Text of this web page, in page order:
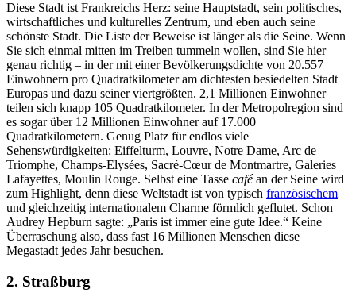
Diese Stadt ist Frankreichs Herz: seine Hauptstadt, sein politisches,
wirtschaftliches und kulturelles Zentrum, und eben auch seine
schönste Stadt. Die Liste der Beweise ist länger als die Seine. Wenn
Sie sich einmal mitten im Treiben tummeln wollen, sind Sie hier
genau richtig – in der mit einer Bevölkerungsdichte von 20.557
Einwohnern pro Quadratkilometer am dichtesten besiedelten Stadt
Europas und dazu seiner viertgrößten. 2,1 Millionen Einwohner
teilen sich knapp 105 Quadratkilometer. In der Metropolregion sind
es sogar über 12 Millionen Einwohner auf 17.000
Quadratkilometern. Genug Platz für endlos viele
Sehenswürdigkeiten: Eiffelturm, Louvre, Notre Dame, Arc de
Triomphe, Champs-Elysées, Sacré-Cœur de Montmartre, Galeries
Lafayettes, Moulin Rouge. Selbst eine Tasse caféan der Seine wird
zum Highlight, denn diese Weltstadt ist von typisch französischem
und gleichzeitig internationalem Charme förmlich geflutet. Schon
Audrey Hepburn sagte: „Paris ist immer eine gute Idee.“ Keine
Überraschung also, dass fast 16 Millionen Menschen diese
Megastadt jedes Jahr besuchen.
2. Straßburg